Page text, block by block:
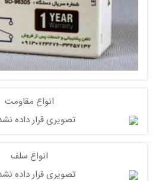
انواع مقاومت
انواع سلف